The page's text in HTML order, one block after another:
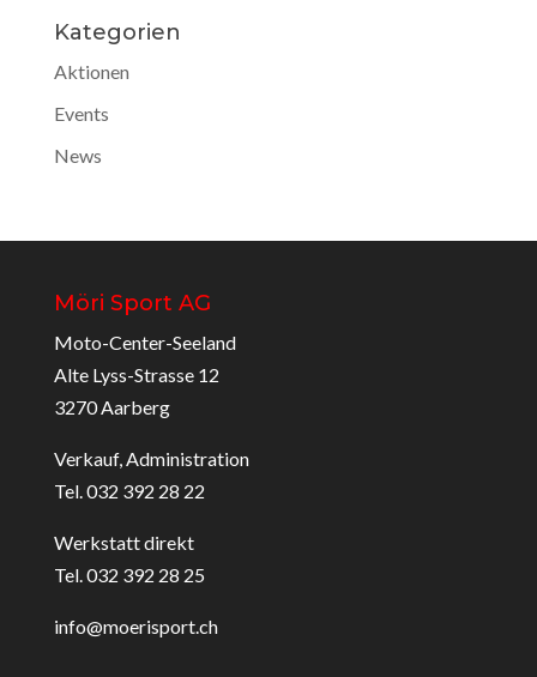
Kategorien
Aktionen
Events
News
Möri Sport AG
Moto-Center-Seeland
Alte Lyss-Strasse 12
3270 Aarberg
Verkauf, Administration
Tel. 032 392 28 22
Werkstatt direkt
Tel. 032 392 28 25
info@moerisport.ch